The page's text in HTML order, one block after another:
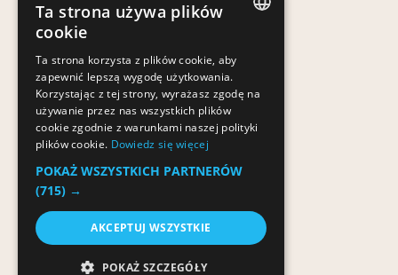
POLISH
Ta strona używa plików
cookie
Ta strona korzysta z plików cookie, aby
zapewnić lepszą wygodę użytkowania.
Korzystając z tej strony, wyrażasz zgodę na
używanie przez nas wszystkich plików
cookie zgodnie z warunkami naszej polityki
plików cookie. Dowiedz się więcej
POKAŻ WSZYSTKICH PARTNERÓW
(715) →
AKCEPTUJ WSZYSTKIE
POKAŻ SZCZEGÓŁY